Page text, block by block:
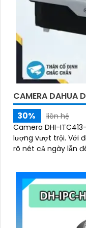
CAMERA DAHUA
30%
liên hệ
Camera DHI-
lượng vượt trội. Với độ phân giải cao, camera này cho phép quan sát